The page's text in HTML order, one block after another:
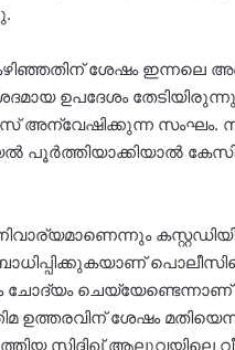
ശേഷം ഇന്നലെ
ഉപദേശം
അന്വേഷിക്കുന്ന സംഘം.
അനിവാര്യമാണെന്നും
ചെയ്യേണ്ടെന്നാണ്
ഉത്തരവിന് ശേഷം
സിദ്ദിഖ് ആലുവയിലെ